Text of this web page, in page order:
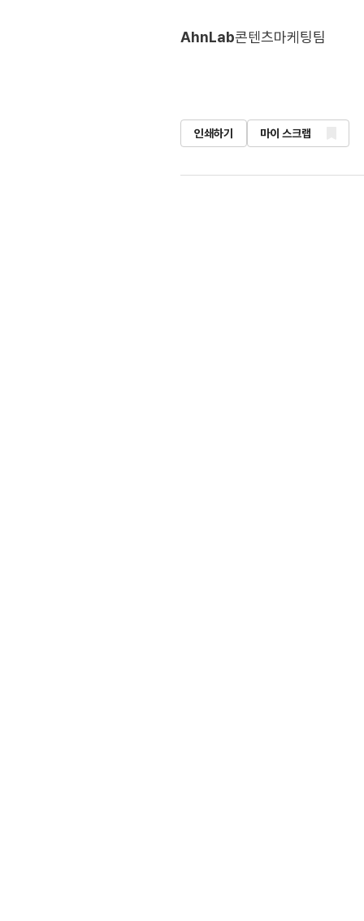
AhnLab콘텐츠마케팅팀
인쇄하기 마이 스크랩